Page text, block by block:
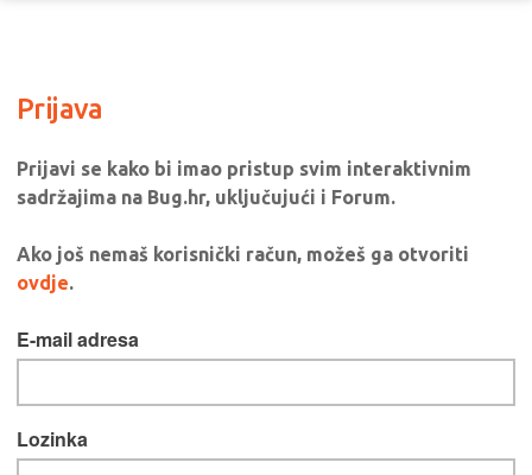
Prijava
Prijavi se kako bi imao pristup svim interaktivnim
sadržajima na Bug.hr, uključujući i Forum.
Ako još nemaš korisnički račun, možeš ga otvoriti
ovdje.
E-mail adresa
Lozinka